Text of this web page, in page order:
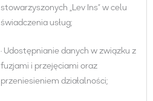
stowarzyszonych „Lev Ins” w celu
świadczenia usług;
· Udostępnianie danych w związku z
fuzjami i przejęciami oraz
przeniesieniem działalności;